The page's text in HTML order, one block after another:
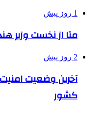
1 روز پیش
متا از نخست وزیر
2 روز پیش
آخرین وضعیت
کشور